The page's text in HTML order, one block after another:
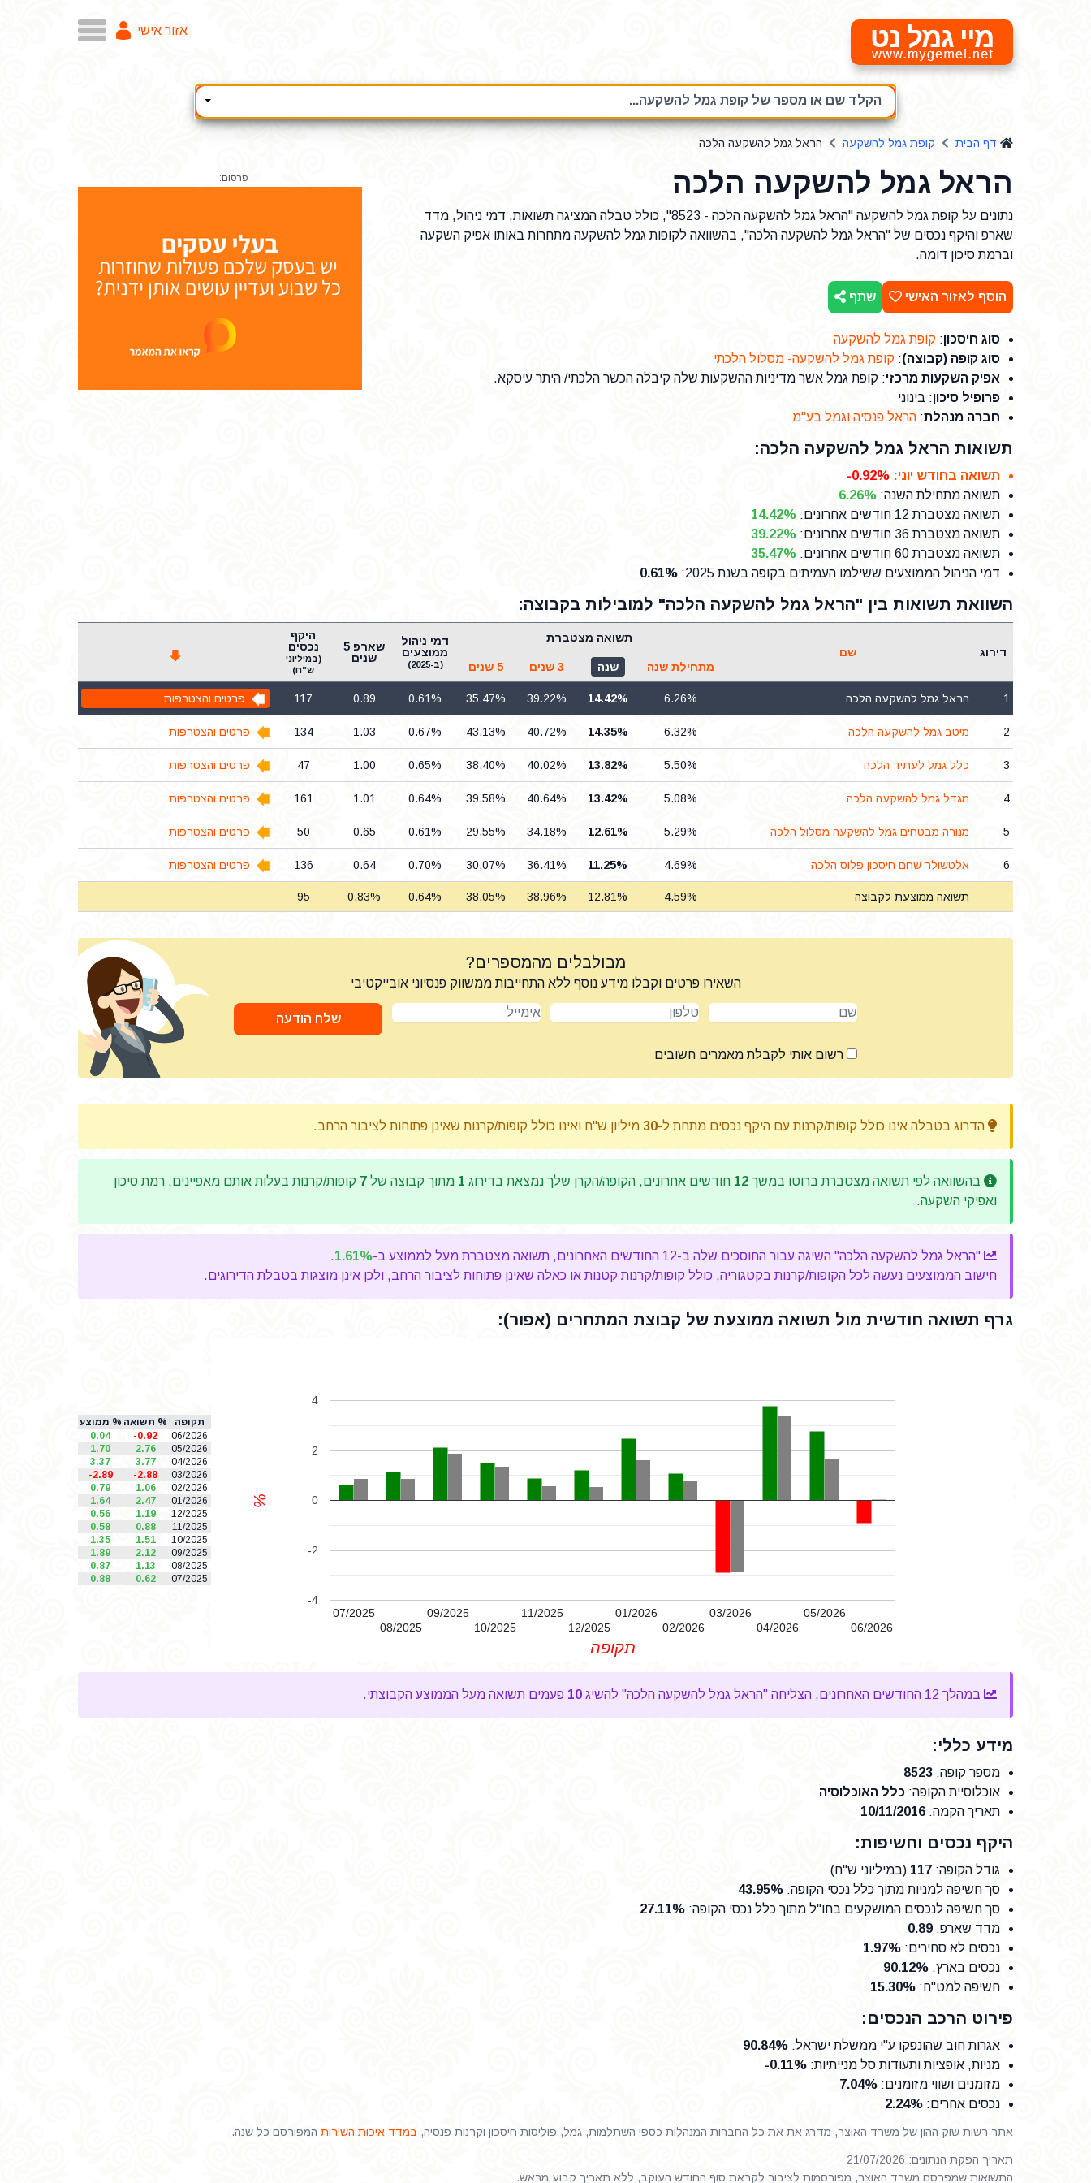
מיי גמל נט אזור אישי
הקלד שם או מספר של קופת גמל להשקעה...
דף הבית קופת גמל להשקעה הראל גמל להשקעה הלכה
הראל גמל להשקעה הלכה
נתונים על קופת גמל להשקעה "הראל גמל להשקעה הלכה - 8523", כולל טבלה המציגה תשואות, דמי ניהול, מדד
שארפ והיקף נכסים של "הראל גמל להשקעה הלכה", בהשוואה לקופות גמל להשקעה מתחרות באותו אפיק השקעה
וברמת סיכון דומה.
הוסף לאזור האישי שתף
סוג חיסכון: קופת גמל להשקעה
סוג קופה (קבוצה): קופת גמל להשקעה- מסלול הלכתי
אפיק השקעות מרכזי: קופת גמל אשר מדיניות ההשקעות שלה קיבלה הכשר הלכתי/ היתר עיסקא.
פרופיל סיכון: בינוני
חברה מנהלת: הראל פנסיה וגמל בע"מ
תשואות הראל גמל להשקעה הלכה:
תשואה בחודש יוני:
-0.92%
תשואה מתחילת השנה:
6.26%
תשואה מצטברת 12 חודשים אחרונים
:
14.42%
תשואה מצטברת 36 חודשים אחרונים
:
39.22%
תשואה מצטברת 60 חודשים אחרונים
:
35.47%
דמי הניהול הממוצעים ששילמו העמיתים בקופה בשנת 2025
:
0.61%
פרסום:
השוואת תשואות בין "הראל גמל להשקעה הלכה" למובילות בקבוצה:
דירוג שם
תשואה מצטברת
דמי ניהול
ממוצעים
(ב-2025)
שארפ 5
שנים
היקף
נכסים
(במיליוני
ש"ח)
מתחילת שנה שנה 3 שנים 5 שנים
1 הראל גמל להשקעה הלכה 6.26%
14.42%
39.22%
35.47%
0.61%
0.89
117 פרטים והצטרפות
2 מיטב גמל להשקעה הלכה 6.32%
14.35%
40.72%
43.13%
0.67%
1.03
134 פרטים והצטרפות
3 כלל גמל לעתיד הלכה 5.50%
13.82%
40.02%
38.40%
0.65%
1.00
47 פרטים והצטרפות
4 מגדל גמל להשקעה הלכה 5.08%
13.42%
40.64%
39.58%
0.64%
1.01
161 פרטים והצטרפות
5 מנורה מבטחים גמל להשקעה מסלול הלכה 5.29%
12.61%
34.18%
29.55%
0.61%
0.65
50 פרטים והצטרפות
6 אלטשולר שחם חיסכון פלוס הלכה 4.69%
11.25%
36.41%
30.07%
0.70%
0.64
136 פרטים והצטרפות
תשואה ממוצעת לקבוצה 4.59%
12.81%
38.96%
38.05%
0.64%
0.83%
95
מבולבלים מהמספרים?
השאירו פרטים וקבלו מידע נוסף ללא התחייבות ממשווק פנסיוני אובייקטיבי
שם טלפון אימייל
שלח הודעה
רשום אותי לקבלת מאמרים חשובים
הדרוג בטבלה אינו כולל קופות/קרנות עם היקף נכסים מתחת ל-30 מיליון ש"ח ואינו כולל קופות/קרנות שאינן פתוחות לציבור הרחב.
בהשוואה לפי תשואה מצטברת ברוטו במשך 12 חודשים אחרונים, הקופה/הקרן שלך נמצאת בדירוג 1 מתוך קבוצה של 7 קופות/קרנות בעלות אותם מאפיינים, רמת סיכון
ואפיקי השקעה.
"הראל גמל להשקעה הלכה" השיגה עבור החוסכים שלה ב-12 החודשים האחרונים, תשואה מצטברת מעל לממוצע ב- 1.61%
.
חישוב הממוצעים נעשה לכל הקופות/קרנות בקטגוריה, כולל קופות/קרנות קטנות או כאלה שאינן פתוחות לציבור הרחב, ולכן אינן מוצגות בטבלת הדירוגים.
גרף תשואה חודשית מול תשואה ממוצעת של קבוצת המתחרים (אפור):
07/2025
08/2025
09/2025
10/2025
11/2025
12/2025
01/2026
02/2026
03/2026
04/2026
05/2026
06/2026
-4
-2
0
2
4
תקופה
%
תקופה % תשואה % ממוצע
06/2026
-0.92
0.04
05/2026
2.76
1.70
04/2026
3.77
3.37
03/2026
-2.88
-2.89
02/2026
1.06
0.79
01/2026
2.47
1.64
12/2025
1.19
0.56
11/2025
0.88
0.58
10/2025
1.51
1.35
09/2025
2.12
1.89
08/2025
1.13
0.87
07/2025
0.62
0.88
במהלך 12 החודשים האחרונים, הצליחה "הראל גמל להשקעה הלכה" להשיג 10 פעמים תשואה מעל הממוצע הקבוצתי.
מידע כללי:
מספר קופה:
8523
אוכלוסיית הקופה: כלל האוכלוסיה
תאריך הקמה:
10/11/2016
היקף נכסים וחשיפות:
גודל הקופה:
117 (במיליוני ש"ח)
סך חשיפה למניות מתוך כלל נכסי הקופה:
43.95%
סך חשיפה לנכסים המושקעים בחו"ל מתוך כלל נכסי הקופה:
27.11%
מדד שארפ:
0.89
נכסים לא סחירים:
1.97%
נכסים בארץ:
90.12%
חשיפה למט"ח:
15.30%
פירוט הרכב הנכסים:
אגרות חוב שהונפקו ע"י ממשלת ישראל:
90.84%
מניות, אופציות ותעודות סל מנייתיות:
-0.11%
מזומנים ושווי מזומנים:
7.04%
נכסים אחרים:
2.24%
אתר רשות שוק ההון של משרד האוצר, מדרג את את כל החברות המנהלות כספי השתלמות, גמל, פוליסות חיסכון וקרנות פנסיה, במדד איכות השירות המפורסם כל שנה.
תאריך הפקת הנתונים: 21/07/2026
התשואות שמפרסם משרד האוצר, מפורסמות לציבור לקראת סוף החודש העוקב, ללא תאריך קבוע מראש.